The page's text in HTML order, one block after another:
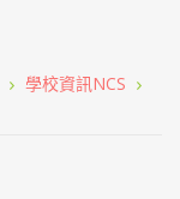
學校資訊NCS